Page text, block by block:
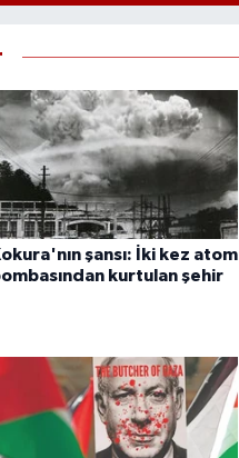
şansı: İki kez atom
kurtulan şehir